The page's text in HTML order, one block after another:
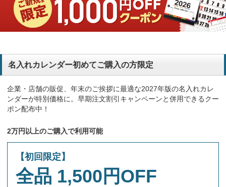
名入れカレンダー初めてご購入の方限定
企業・店舗の販促、年末のご挨拶に最適な2027年版の名入れカレ
ンダーが特別価格に。早期注文割引キャンペーンと併用できるクー
ポン配布中！
2万円以上のご購入で利用可能
【初回限定】
全品 1,500円OFF